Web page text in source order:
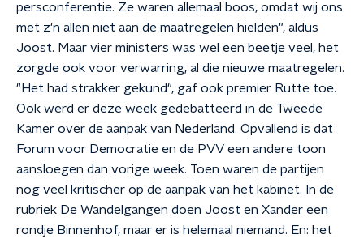
persconferentie. Ze waren allemaal boos, omdat wij ons
met z'n allen niet aan de maatregelen hielden", aldus
Joost. Maar vier ministers was wel een beetje veel, het
zorgde ook voor verwarring, al die nieuwe maatregelen.
"Het had strakker gekund", gaf ook premier Rutte toe.
Ook werd er deze week gedebatteerd in de Tweede
Kamer over de aanpak van Nederland. Opvallend is dat
Forum voor Democratie en de PVV een andere toon
aansloegen dan vorige week. Toen waren de partijen
nog veel kritischer op de aanpak van het kabinet. In de
rubriek De Wandelgangen doen Joost en Xander een
rondje Binnenhof, maar er is helemaal niemand. En: het